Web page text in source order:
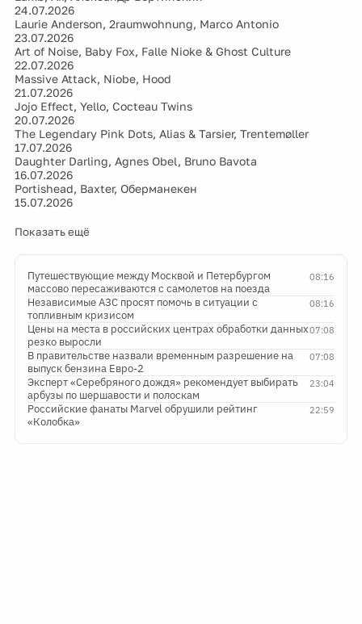
24.07.2026
Laurie Anderson, 2raumwohnung, Marco Antonio
23.07.2026
Art of Noise, Baby Fox, Falle Nioke & Ghost Culture
22.07.2026
Massive Attack, Niobe, Hood
21.07.2026
Jojo Effect, Yello, Cocteau Twins
20.07.2026
The Legendary Pink Dots, Alias & Tarsier, Trentemøller
17.07.2026
Daughter Darling, Agnes Obel, Bruno Bavota
16.07.2026
Portishead, Baxter, Оберманекен
15.07.2026
Показать ещё
08:16
Путешествующие между Москвой и Петербургом
массово пересаживаются с самолетов на поезда
08:16
Независимые АЗС просят помочь в ситуации с
топливным кризисом
07:08
Цены на места в российских центрах обработки данных
резко выросли
07:08
В правительстве назвали временным разрешение на
выпуск бензина Евро-2
23:04
Эксперт «Серебряного дождя» рекомендует выбирать
арбузы по шершавости и полоскам
22:59
Российские фанаты Marvel обрушили рейтинг
«Колобка»